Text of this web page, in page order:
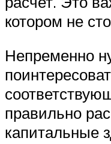
котором не
Непременно
правильно
капитальные